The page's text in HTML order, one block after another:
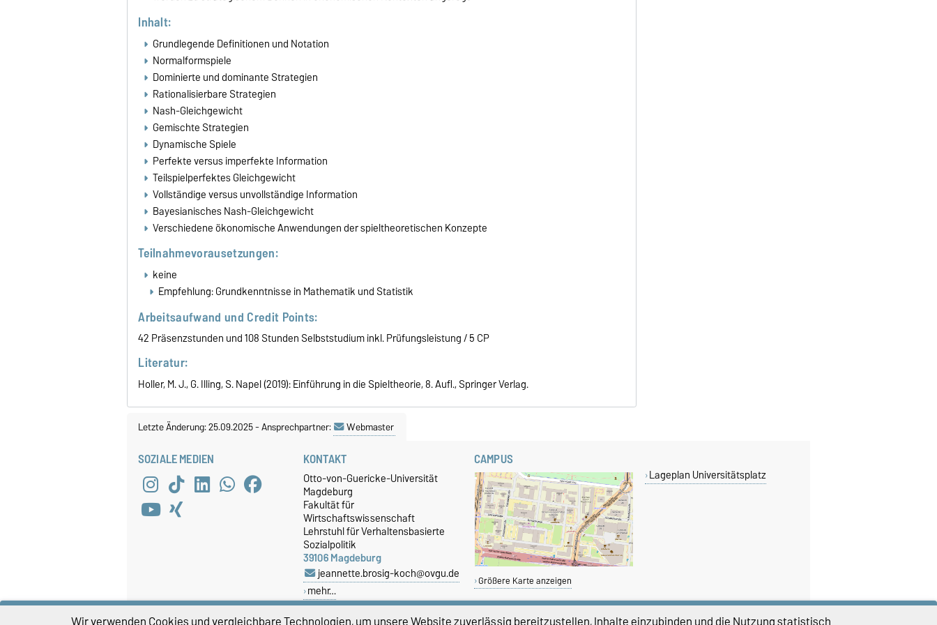
Inhalt:
Grundlegende Definitionen und Notation
Normalformspiele
Dominierte und dominante Strategien
Rationalisierbare Strategien
Nash-Gleichgewicht
Gemischte Strategien
Dynamische Spiele
Perfekte versus imperfekte Information
Teilspielperfektes Gleichgewicht
Vollständige versus unvollständige Information
Bayesianisches Nash-Gleichgewicht
Verschiedene ökonomische Anwendungen der spieltheoretischen Konzepte
Teilnahmevorausetzungen:
keine
Empfehlung: Grundkenntnisse in Mathematik und Statistik
Arbeitsaufwand und Credit Points:
42 Präsenzstunden und 108 Stunden Selbststudium inkl. Prüfungsleistung / 5 CP
Literatur:
Holler, M. J., G. Illing, S. Napel (2019): Einführung in die Spieltheorie, 8. Aufl., Springer Verlag.
Letzte Änderung: 25.09.2025-Ansprechpartner: Webmaster
SOZIALE MEDIEN KONTAKT
Otto-von-Guericke-Universität
Magdeburg
Fakultät für
Wirtschaftswissenschaft
Lehrstuhl für Verhaltensbasierte
Sozialpolitik
39106 Magdeburg
jeannette.brosig-koch@ovgu.de
mehr…
CAMPUS
Größere Karte anzeigen
Lageplan Universitätsplatz